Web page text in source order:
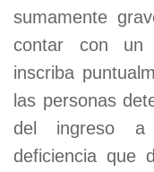
sumamente
contar con un
inscriba
las personas
del ingreso a
deficiencia que